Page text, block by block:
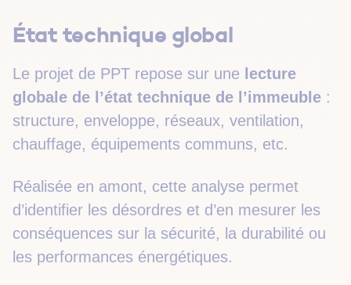
État technique global
Le projet de PPT repose sur une
lecture
globale de l’état technique de l’immeuble :
structure, enveloppe, réseaux, ventilation,
chauffage, équipements communs, etc.
Réalisée en amont, cette analyse permet
d’identifier les désordres et d’en mesurer les
conséquences sur la sécurité, la durabilité ou
les performances énergétiques.